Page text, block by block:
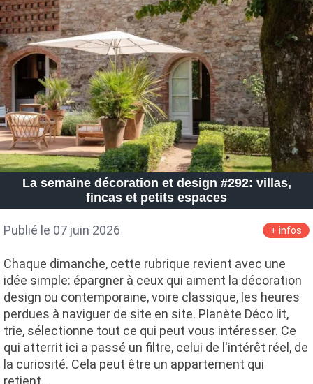
La semaine décoration et design #292: villas,
fincas et petits espaces
Publié le 07 juin 2026 + infos
Chaque dimanche, cette rubrique revient avec une
idée simple: épargner à ceux qui aiment la décoration
design ou contemporaine, voire classique, les heures
perdues à naviguer de site en site. Planète Déco lit,
trie, sélectionne tout ce qui peut vous intéresser. Ce
qui atterrit ici a passé un filtre, celui de l'intérêt réel, de
la curiosité. Cela peut être un appartement qui